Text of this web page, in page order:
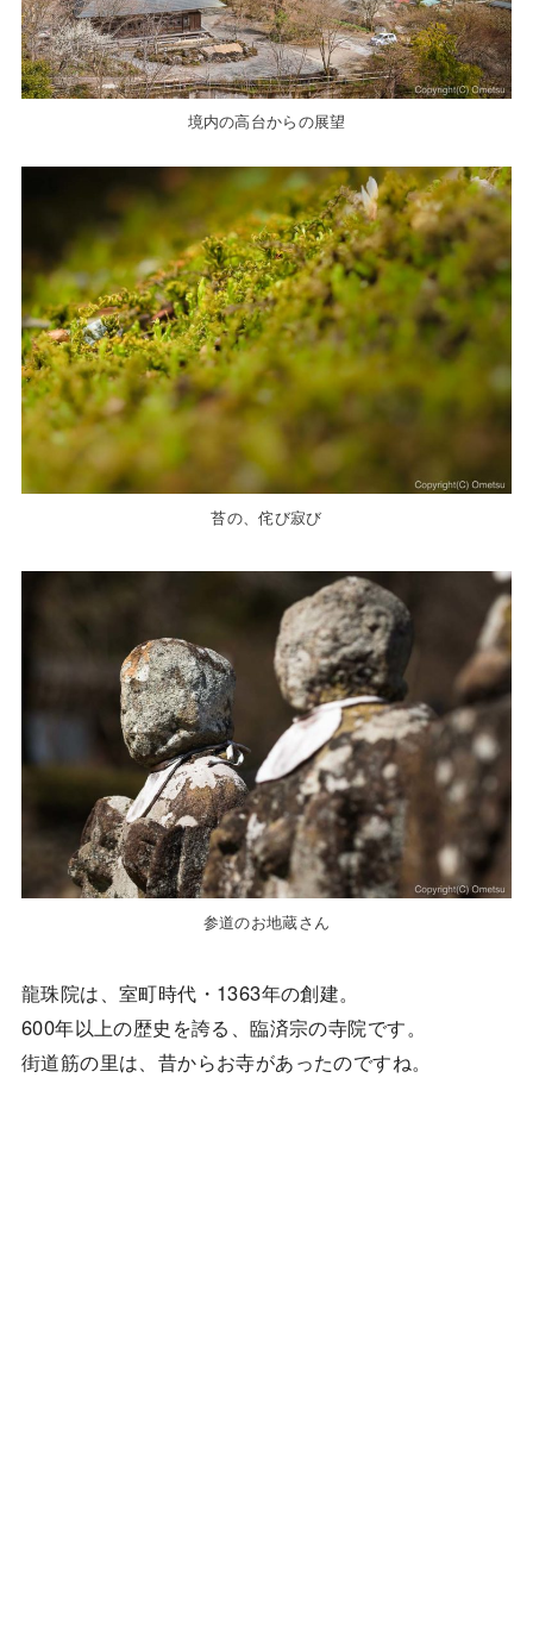
境内の高台からの展望
苔の、侘び寂び
参道のお地蔵さん
龍珠院は、室町時代・1363年の創建。
600年以上の歴史を誇る、臨済宗の寺院です。
街道筋の里は、昔からお寺があったのですね。